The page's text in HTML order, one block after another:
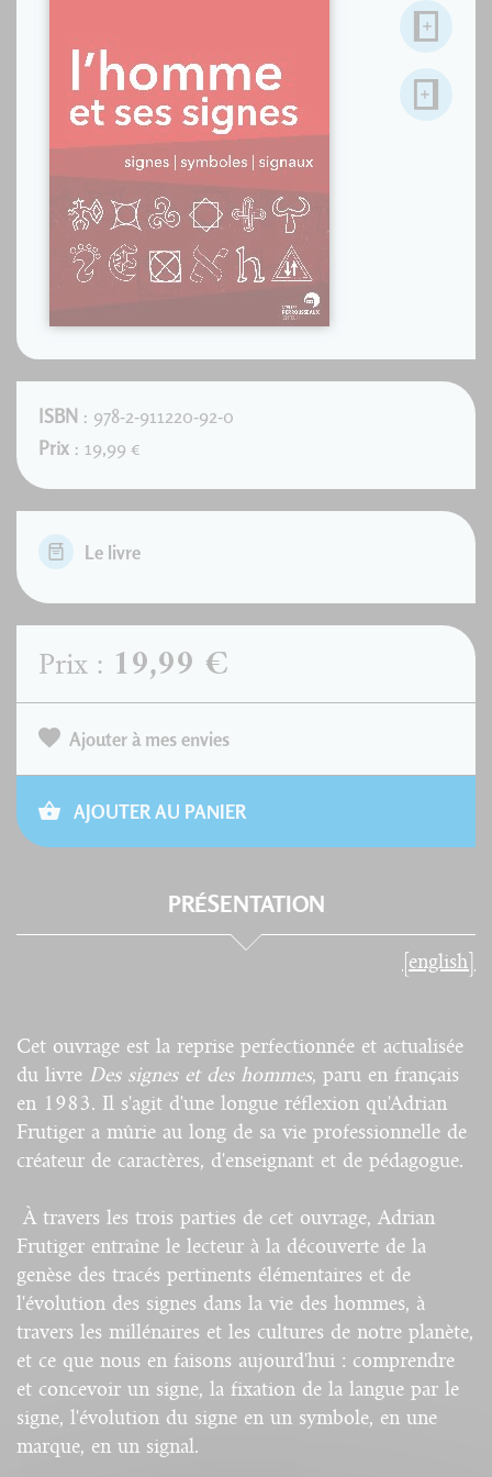
ISBN : 978-2-911220-92-0
Prix : 19,99 €
Le livre
Prix : 19,99 €
Ajouter à mes envies
AJOUTER AU PANIER
PRÉSENTATION
[english]
Cet ouvrage est la reprise perfectionnée et actualisée
du livre Des signes et des hommes, paru en français
en 1983. Il s'agit d'une longue réflexion qu'Adrian
Frutiger a mûrie au long de sa vie professionnelle de
créateur de caractères, d'enseignant et de pédagogue.
À travers les trois parties de cet ouvrage, Adrian
Frutiger entraîne le lecteur à la découverte de la
genèse des tracés pertinents élémentaires et de
l'évolution des signes dans la vie des hommes, à
travers les millénaires et les cultures de notre planète,
et ce que nous en faisons aujourd'hui : comprendre
et concevoir un signe, la fixation de la langue par le
signe, l'évolution du signe en un symbole, en une
marque, en un signal.